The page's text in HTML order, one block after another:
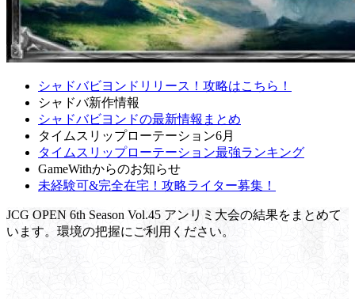
シャドバビヨンドリリース！攻略はこちら！
シャドバ新作情報
シャドバビヨンドの最新情報まとめ
タイムスリップローテーション6月
タイムスリップローテーション最強ランキング
GameWithからのお知らせ
未経験可&完全在宅！攻略ライター募集！
JCG OPEN 6th Season Vol.45 アンリミ大会の結果をまとめて
います。環境の把握にご利用ください。